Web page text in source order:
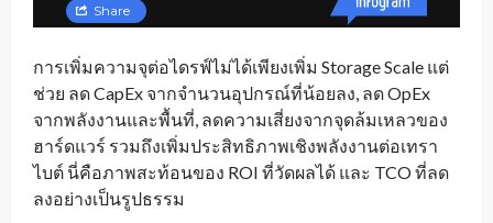
การเพิ่มความจุต่อไดรฟ์ไม่ได้เพียงเพิ่ม Storage Scale แต่
ช่วย ลด CapEx จากจำนวนอุปกรณ์ที่น้อยลง, ลด OpEx
จากพลังงานและพื้นที่, ลดความเสี่ยงจากจุดล้มเหลวของ
ฮาร์ดแวร์ รวมถึงเพิ่มประสิทธิภาพเชิงพลังงานต่อเทรา
ไบต์ นี่คือภาพสะท้อนของ ROI ที่วัดผลได้ และ TCO ที่ลด
ลงอย่างเป็นรูปธรรม